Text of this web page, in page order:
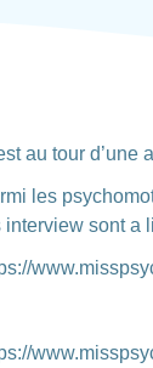
au tour
les
interview sont a